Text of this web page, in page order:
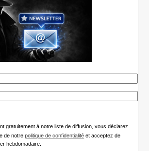
gratuitement à notre liste de diffusion, vous déclarez
de notrepolitique de confidentialité et acceptez de
hebdomadaire.